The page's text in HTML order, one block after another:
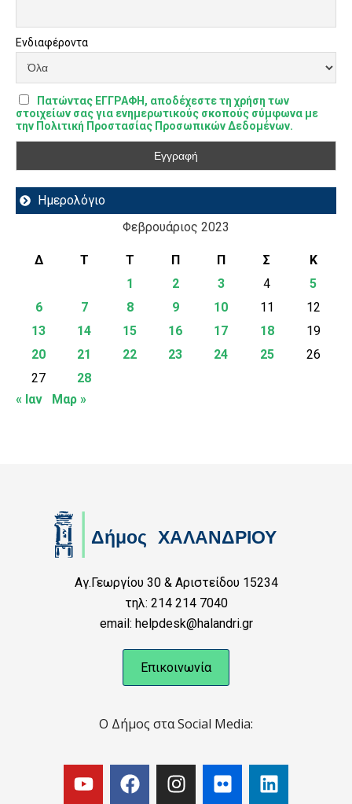
Ενδιαφέροντα
Πατώντας ΕΓΓΡΑΦΗ, αποδέχεστε τη χρήση των
στοιχείων σας για ενημερωτικούς σκοπούς σύμφωνα με
την Πολιτική Προστασίας Προσωπικών Δεδομένων.
Ημερολόγιο
Φεβρουάριος 2023
Δ Τ Τ Π Π Σ
Κ
1
2 3 4
5
6
7 8 9 10 11
12
13
14 15 16 17 18
19
20
21 22 23 24 25
26
27
28
« Ιαν
Μαρ »
Αγ.Γεωργίου 30 & Αριστείδου 15234
τηλ: 214 214 7040
email: helpdesk@halandri.gr
Επικοινωνία
Ο Δήμος στα Social Media: